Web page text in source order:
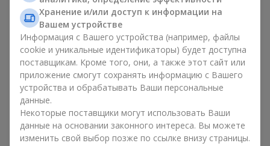
Приятные на ощупь игрушки вызывают чувство
спокойствия и домашнего уюта. Поэтому букет с игрушкой
— это действительно отличный способ оставить
воспоминание о том, кто подарил этот букет с игрушкой.
Популярные комбинации
Букет с игрушкой может быть разным. На нашем сервисе
есть варианты, которые создают комбинации «букет с
Хранение и/или доступ к информации на
Вашем устройстве
Информация с Вашего устройства (например, файлы
cookie и уникальные идентификаторы) будет доступна
поставщикам. Кроме того, они, а также этот сайт или
приложение смогут сохранять информацию с Вашего
устройства и обрабатывать Ваши персональные
данные.
Некоторые поставщики могут использовать Ваши
данные на основании законного интереса. Вы можете
изменить свой выбор позже по ссылке внизу страницы.